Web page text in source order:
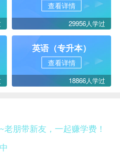
查看详情
29956人学过
英语（专升本）
查看详情
18866人学过
朋带新友，一起赚学费！